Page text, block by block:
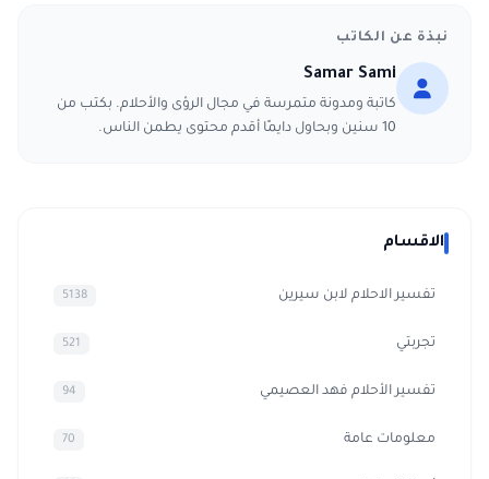
نبذة عن الكاتب
Samar Sami
كاتبة ومدونة متمرسة في مجال الرؤى والأحلام. بكتب من
10 سنين وبحاول دايمًا أقدم محتوى يطمن الناس.
الاقسام
تفسير الاحلام لابن سيرين 5138
تجربتي 521
تفسير الأحلام فهد العصيمي 94
معلومات عامة 70